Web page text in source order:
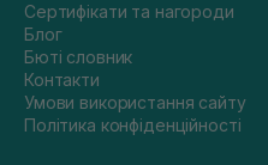
Сертифікати та нагороди
Блог
Бюті словник
Контакти
Умови використання сайту
Політика конфіденційності